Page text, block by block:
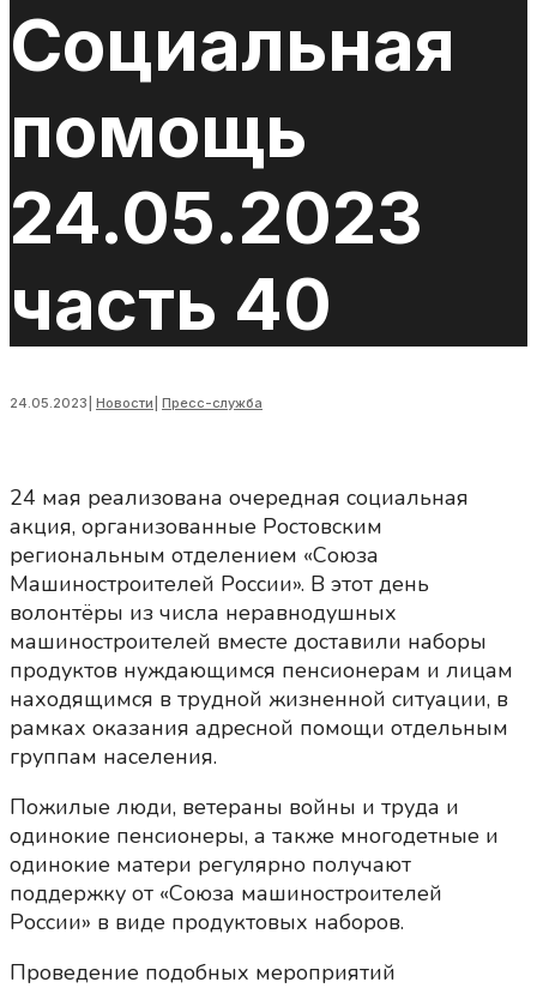
Социальная
помощь
24.05.2023
часть 40
24.05.2023 Новости Пресс-служба
24 мая реализована очередная социальная
акция, организованные Ростовским
региональным отделением «Союза
Машиностроителей России». В этот день
волонтёры из числа неравнодушных
машиностроителей вместе доставили наборы
продуктов нуждающимся пенсионерам и лицам
находящимся в трудной жизненной ситуации, в
рамках оказания адресной помощи отдельным
группам населения.
Пожилые люди, ветераны войны и труда и
одинокие пенсионеры, а также многодетные и
одинокие матери регулярно получают
поддержку от «Союза машиностроителей
России» в виде продуктовых наборов.
Проведение подобных мероприятий